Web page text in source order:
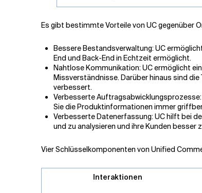
Es gibt bestimmte Vorteile von UC gegenüber
Bessere Bestandsverwaltung: UC
End und Back-End in Echtzeit ermöglicht.
Nahtlose Kommunikation: UC ermöglicht
Missverständnisse. Darüber hinaus sind
verbessert.
Verbesserte
Sie die Produktinformationen immer
Verbesserte Datenerfassung: UC hilft bei
und zu analysieren und ihre Kunden besser
Vier Schlüsselkomponenten von Unified
Interaktionen